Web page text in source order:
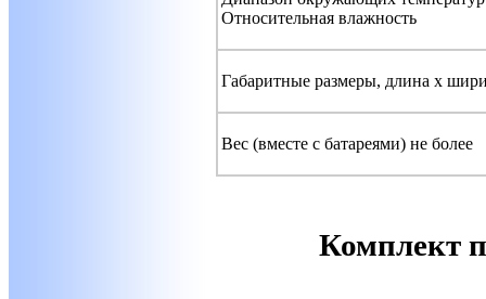
Относительная влажность
Габаритные размеры, длина x
Вес (вместе с батареями) не более
Комплект